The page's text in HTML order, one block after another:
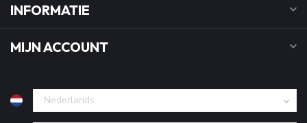
INFORMATIE
MIJN ACCOUNT